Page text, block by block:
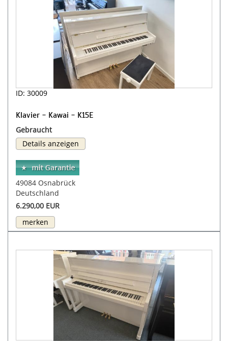
ID: 30009
Klavier - Kawai - K15E
Gebraucht
Details anzeigen
49084 Osnabrück
Deutschland
6.290,00 EUR
merken